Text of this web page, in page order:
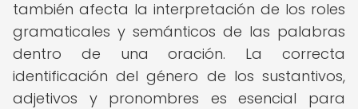
también afecta la interpretación de los roles
gramaticales y semánticos de las palabras
dentro de una oración. La correcta
identificación del género de los sustantivos,
adjetivos y pronombres es esencial para